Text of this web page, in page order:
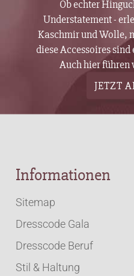
Ob echter
Understatement -
Kaschmir und Wolle,
diese Accessoires
Auch hier führen
JETZT
Informationen
Sitemap
Dresscode Gala
Dresscode Beruf
Stil & Haltung